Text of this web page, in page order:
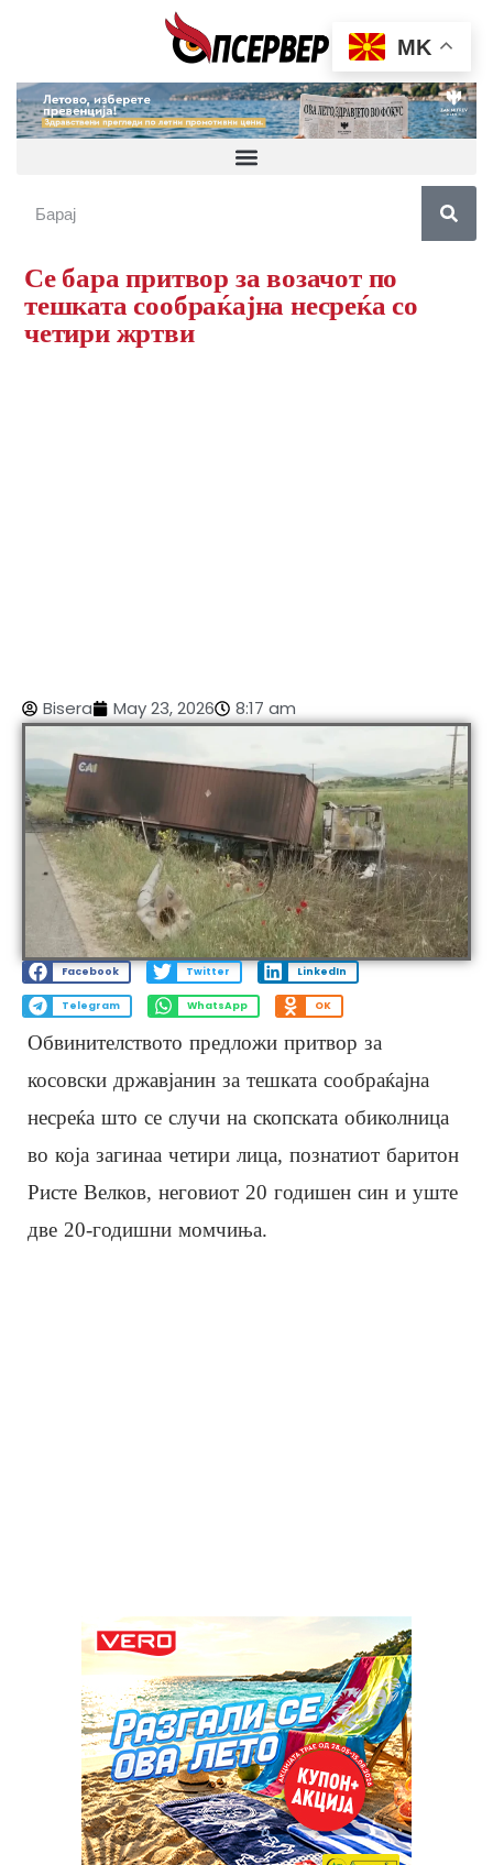
Се бара притвор за возачот по
тешката сообраќајна несреќа со
четири жртви
Bisera May 23, 2026 8:17 am
Facebook Twitter LinkedIn
Telegram WhatsApp OK
Обвинителството предложи притвор за
косовски државјанин за тешката сообраќајна
несреќа што се случи на скопската обиколница
во која загинаа четири лица, познатиот баритон
Ристе Велков, неговиот 20 годишен син и уште
две 20-годишни момчиња.
MK